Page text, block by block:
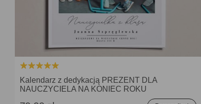
Kalendarz z dedykacją PREZENT DLA
NAUCZYCIELA NA KONIEC ROKU